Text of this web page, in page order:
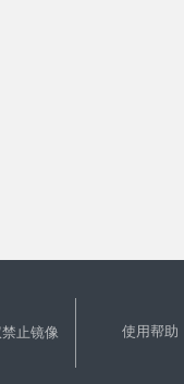
止镜像
使用帮助